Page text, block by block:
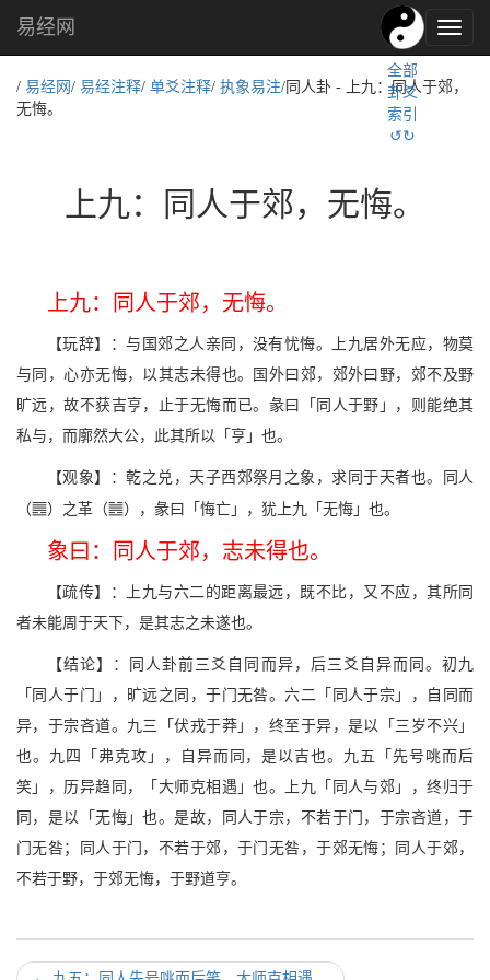
易
经
化,
易经网
全部
卦爻
索引
↺↻
/ 易经网 / 易经注释/ 单爻注释/ 执象易注/同人卦 - 上九：同人于郊，
无悔。
上九：同人于郊，无悔。
上九：同人于郊，无悔。
【玩辞】：与国郊之人亲同，没有忧悔。上九居外无应，物莫
与同，心亦无悔，以其志未得也。国外曰郊，郊外曰野，郊不及野
旷远，故不获吉亨，止于无悔而已。彖曰「同人于野」，则能绝其
私与，而廓然大公，此其所以「亨」也。
【观象】：乾之兑，天子西郊祭月之象，求同于天者也。同人
（a）之革（E），彖曰「悔亡」，犹上九「无悔」也。
象曰：同人于郊，志未得也。
【疏传】：上九与六二的距离最远，既不比，又不应，其所同
者未能周于天下，是其志之未遂也。
【结论】：同人卦前三爻自同而异，后三爻自异而同。初九
「同人于门」，旷远之同，于门无咎。六二「同人于宗」，自同而
异，于宗吝道。九三「伏戎于莽」，终至于异，是以「三岁不兴」
也。九四「弗克攻」，自异而同，是以吉也。九五「先号咷而后
笑」，历异趋同，「大师克相遇」也。上九「同人与郊」，终归于
同，是以「无悔」也。是故，同人于宗，不若于门，于宗吝道，于
门无咎；同人于门，不若于郊，于门无咎，于郊无悔；同人于郊，
不若于野，于郊无悔，于野道亨。